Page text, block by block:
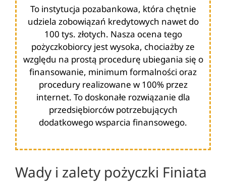
To instytucja pozabankowa, która chętnie
udziela zobowiązań kredytowych nawet do
100 tys. złotych. Nasza ocena tego
pożyczkobiorcy jest wysoka, chociażby ze
względu na prostą procedurę ubiegania się o
finansowanie, minimum formalności oraz
procedury realizowane w 100% przez
internet. To doskonałe rozwiązanie dla
przedsiębiorców potrzebujących
dodatkowego wsparcia finansowego.
Wady i zalety pożyczki Finiata